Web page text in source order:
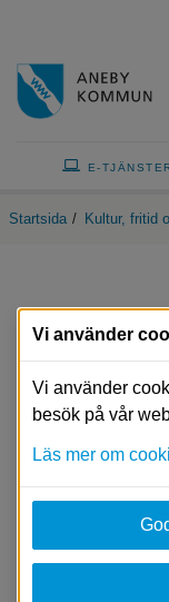
E-
Startsida / Kultur, fritid
Vi använder
Vi använder
besök på vår
Läs mer om